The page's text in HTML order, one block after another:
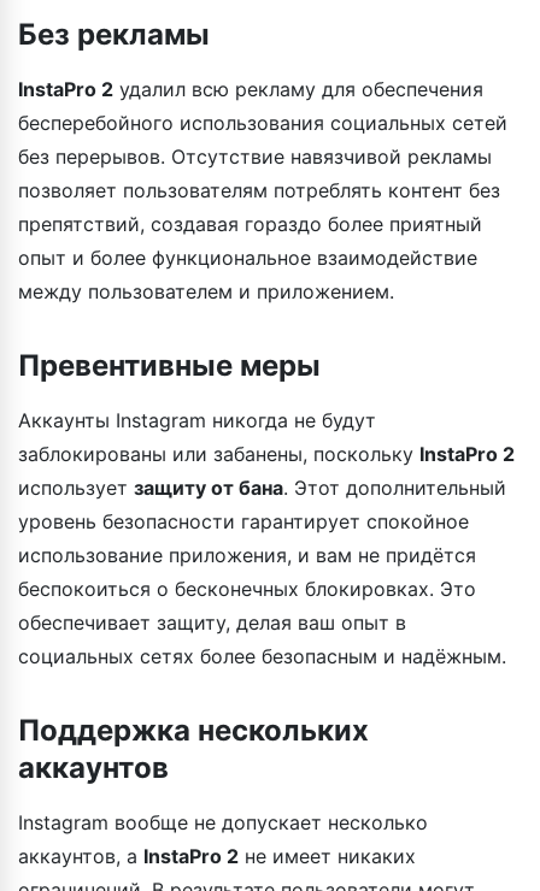
Без рекламы
InstaPro 2 удалил всю рекламу для обеспечения
бесперебойного использования социальных сетей
без перерывов. Отсутствие навязчивой рекламы
позволяет пользователям потреблять контент без
препятствий, создавая гораздо более приятный
опыт и более функциональное взаимодействие
между пользователем и приложением.
Превентивные меры
Аккаунты Instagram никогда не будут
заблокированы или забанены, поскольку InstaPro 2
использует защиту от бана. Этот дополнительный
уровень безопасности гарантирует спокойное
использование приложения, и вам не придётся
беспокоиться о бесконечных блокировках. Это
обеспечивает защиту, делая ваш опыт в
социальных сетях более безопасным и надёжным.
Поддержка нескольких
аккаунтов
Instagram вообще не допускает несколько
аккаунтов, а InstaPro 2 не имеет никаких